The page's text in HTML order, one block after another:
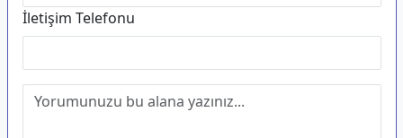
İletişim Telefonu